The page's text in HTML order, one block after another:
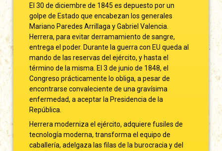
El 30 de diciembre de 1845 es depuesto por un
golpe de Estado que encabezan los generales
Mariano Paredes Arrillaga y Gabriel Valencia.
Herrera, para evitar derramamiento de sangre,
entrega el poder. Durante la guerra con EU queda al
mando de las reservas del ejército, y hasta el
término de la misma. El 3 de junio de 1848, el
Congreso prácticamente lo obliga, a pesar de
encontrarse convaleciente de una gravísima
enfermedad, a aceptar la Presidencia de la
República.
Herrera moderniza el ejército, adquiere fusiles de
tecnología moderna, transforma el equipo de
caballería, adelgaza las filas de la burocracia y del